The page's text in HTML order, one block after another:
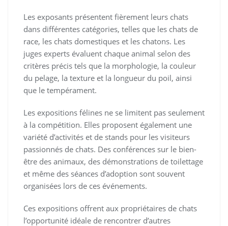
Les exposants présentent fièrement leurs chats
dans différentes catégories, telles que les chats de
race, les chats domestiques et les chatons. Les
juges experts évaluent chaque animal selon des
critères précis tels que la morphologie, la couleur
du pelage, la texture et la longueur du poil, ainsi
que le tempérament.
Les expositions félines ne se limitent pas seulement
à la compétition. Elles proposent également une
variété d’activités et de stands pour les visiteurs
passionnés de chats. Des conférences sur le bien-
être des animaux, des démonstrations de toilettage
et même des séances d’adoption sont souvent
organisées lors de ces événements.
Ces expositions offrent aux propriétaires de chats
l’opportunité idéale de rencontrer d’autres